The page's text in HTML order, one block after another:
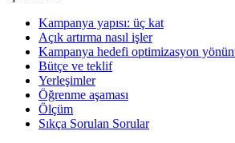
Kampanya yapısı: üç kat
Açık artırma nasıl işler
Kampanya hedefi optimizasyon
Bütçe ve teklif
Yerleşimler
Öğrenme aşaması
Ölçüm
Sıkça Sorulan Sorular